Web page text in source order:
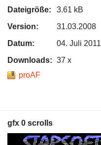
Dateigröße:
3.61 kB
Version:
31.03.2008
Datum:
04. Juli 2011
Downloads: 37 x
proAF
gfx 0 scrolls